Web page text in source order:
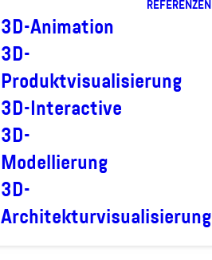
3D-Animation
3D-
Produktvisualisierung
3D-Interactive
3D-
Modellierung
3D-
Architekturvisualisierung
REFERENZEN